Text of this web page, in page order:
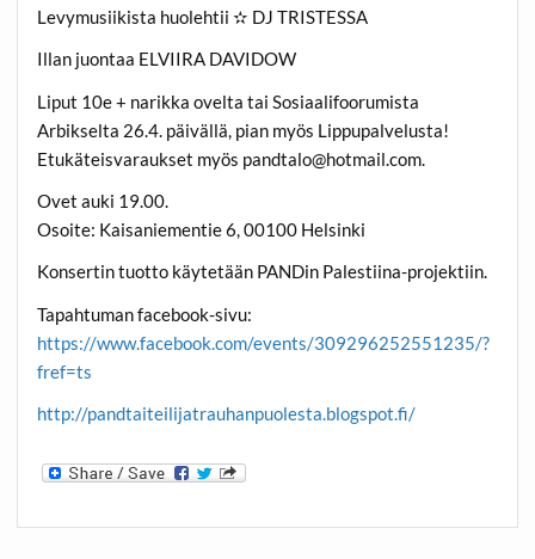
Levymusiikista huolehtii ✫ DJ TRISTESSA
Illan juontaa ELVIIRA DAVIDOW
Liput 10e + narikka ovelta tai Sosiaalifoorumista
Arbikselta 26.4. päivällä, pian myös Lippupalvelusta!
Etukäteisvaraukset myös pandtalo@hotmail.com.
Ovet auki 19.00.
Osoite: Kaisaniementie 6, 00100 Helsinki
Konsertin tuotto käytetään PANDin Palestiina-projektiin.
Tapahtuman facebook-sivu:
https://www.facebook.com/events/309296252551235/?
fref=ts
http://pandtaiteilijatrauhanpuolesta.blogspot.fi/